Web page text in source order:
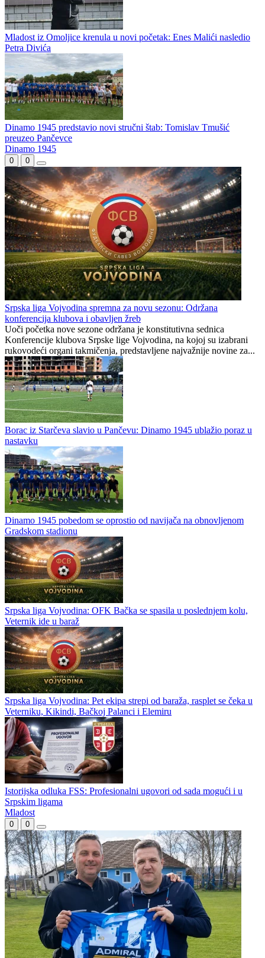
Mladost iz Omoljice krenula u novi početak: Enes Malići nasledio
Petra Divića
Dinamo 1945 predstavio novi stručni štab: Tomislav Tmušić
preuzeo Pančevce
Dinamo 1945
0 0
Srpska liga Vojvodina spremna za novu sezonu: Održana
konferencija klubova i obavljen žreb
Uoči početka nove sezone održana je konstitutivna sednica
Konferencije klubova Srpske lige Vojvodina, na kojoj su izabrani
rukovodeći organi takmičenja, predstavljene najvažnije novine za...
Borac iz Starčeva slavio u Pančevu: Dinamo 1945 ublažio poraz u
nastavku
Dinamo 1945 pobedom se oprostio od navijača na obnovljenom
Gradskom stadionu
Srpska liga Vojvodina: OFK Bačka se spasila u poslednjem kolu,
Veternik ide u baraž
Srpska liga Vojvodina: Pet ekipa strepi od baraža, rasplet se čeka u
Veterniku, Kikindi, Bačkoj Palanci i Elemiru
Istorijska odluka FSS: Profesionalni ugovori od sada mogući i u
Srpskim ligama
Mladost
0 0